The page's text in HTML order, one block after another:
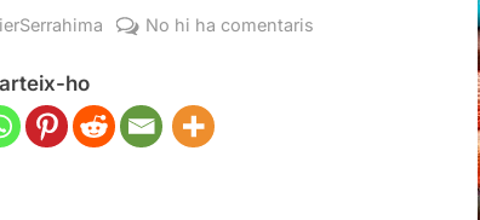
No hi ha comentaris
ho